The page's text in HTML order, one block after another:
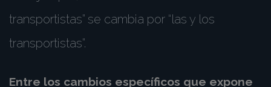
transportistas” se cambia por “las y los
transportistas”.
Entre los cambios específicos que expone